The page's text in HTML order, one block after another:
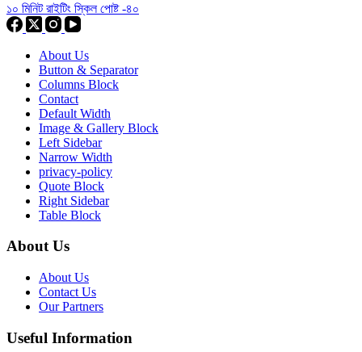
১০ মিনিট রাইটিং স্কিল পোষ্ট -৪০
About Us
Button & Separator
Columns Block
Contact
Default Width
Image & Gallery Block
Left Sidebar
Narrow Width
privacy-policy
Quote Block
Right Sidebar
Table Block
About Us
About Us
Contact Us
Our Partners
Useful Information